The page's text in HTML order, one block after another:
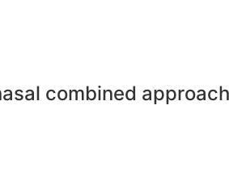
combined